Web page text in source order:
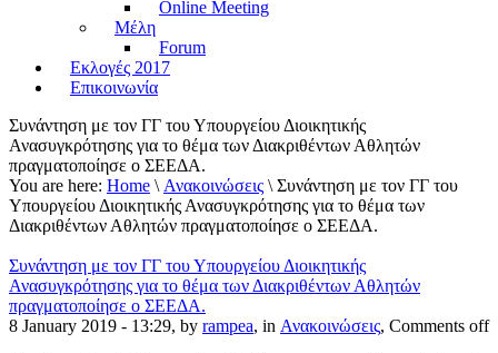
Online Meeting
Μέλη
Forum
Εκλογές 2017
Επικοινωνία
Συνάντηση με τον ΓΓ του Υπουργείου Διοικητικής
Ανασυγκρότησης για το θέμα των Διακριθέντων Αθλητών
πραγματοποίησε ο ΣΕΕΔΑ.
You are here: Home \ Ανακοινώσεις \ Συνάντηση με τον ΓΓ του
Υπουργείου Διοικητικής Ανασυγκρότησης για το θέμα των
Διακριθέντων Αθλητών πραγματοποίησε ο ΣΕΕΔΑ.
Συνάντηση με τον ΓΓ του Υπουργείου Διοικητικής
Ανασυγκρότησης για το θέμα των Διακριθέντων Αθλητών
πραγματοποίησε ο ΣΕΕΔΑ.
8 January 2019 - 13:29, by rampea, in Ανακοινώσεις, Comments off